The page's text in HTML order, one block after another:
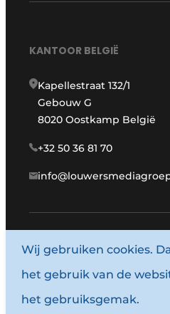
KANTOOR BELGIË
Kapellestraat 132/1
Gebouw G
8020 Oostkamp België
+32 50 36 81 70
© 1987 - 2026
Algemene
Wij gebruiken cookies.
het gebruik van de
het gebruiksgemak.